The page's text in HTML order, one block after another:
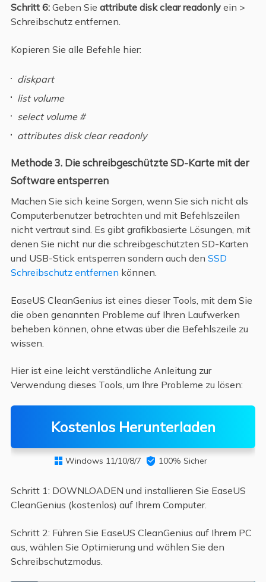
Schritt 6: Geben Sie attribute disk clear readonlyein >
Schreibschutz entfernen.
Kopieren Sie alle Befehle hier:
diskpart
list volume
select volume #
attributes disk clear readonly
Methode 3. Die schreibgeschützte SD-Karte mit der
Software entsperren
Machen Sie sich keine Sorgen, wenn Sie sich nicht als
Computerbenutzer betrachten und mit Befehlszeilen
nicht vertraut sind. Es gibt grafikbasierte Lösungen, mit
denen Sie nicht nur die schreibgeschützten SD-Karten
und USB-Stick entsperren sondern auch den SSD
Schreibschutz entfernen können.
EaseUS CleanGenius ist eines dieser Tools, mit dem Sie
die oben genannten Probleme auf Ihren Laufwerken
beheben können, ohne etwas über die Befehlszeile zu
wissen.
Hier ist eine leicht verständliche Anleitung zur
Verwendung dieses Tools, um Ihre Probleme zu lösen:
Kostenlos Herunterladen
 Windows 11/10/8/7  100% Sicher
Schritt 1: DOWNLOADEN und installieren Sie EaseUS
CleanGenius (kostenlos) auf Ihrem Computer.
Schritt 2: Führen Sie EaseUS CleanGenius auf Ihrem PC
aus, wählen Sie Optimierung und wählen Sie den
Schreibschutzmodus.